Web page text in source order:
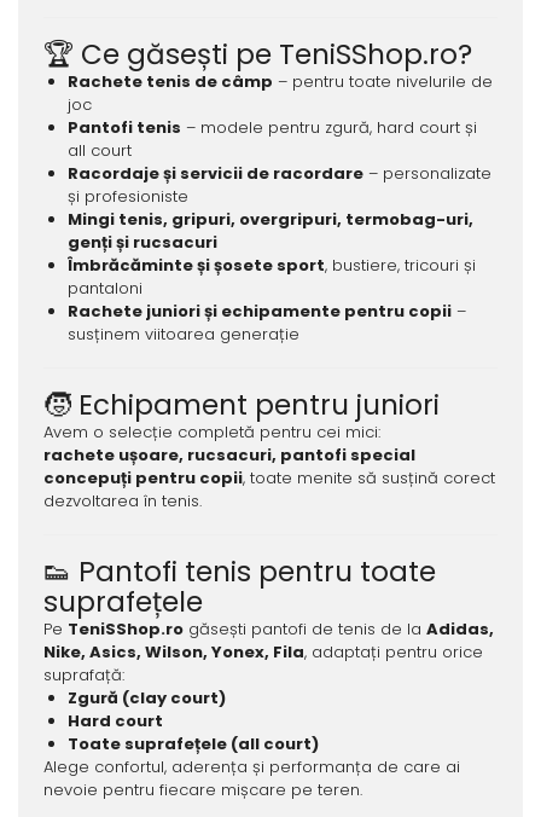
🏆 Ce găsești pe TeniSShop.ro?
Rachete tenis de câmp – pentru toate nivelurile de
joc
Pantofi tenis – modele pentru zgură, hard court și
all court
Racordaje și servicii de racordare– personalizate
și profesioniste
Mingi tenis, gripuri, overgripuri, termobag-uri,
genți și rucsacuri
Îmbrăcăminte și șosete sport, bustiere, tricouri și
pantaloni
Rachete juniori și echipamente pentru copii–
susținem viitoarea generație
🧒 Echipament pentru juniori
Avem o selecție completă pentru cei mici:
rachete ușoare, rucsacuri, pantofi special
concepuți pentru copii, toate menite să susțină corect
dezvoltarea în tenis.
👟 Pantofi tenis pentru toate
suprafețele
Pe TeniSShop.rogăsești pantofi de tenis de la Adidas,
Nike, Asics, Wilson, Yonex, Fila, adaptați pentru orice
suprafață:
Zgură (clay court)
Hard court
Toate suprafețele (all court)
Alege confortul, aderența și performanța de care ai
nevoie pentru fiecare mișcare pe teren.